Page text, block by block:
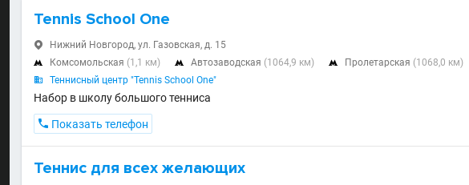
Tennis School One
 Нижний Новгород, ул. Газовская, д. 15
 Комсомольская (1,1 км)  Автозаводская (1064,9 км)  Пролетарская (1068,0 км)
 Теннисный центр "Tennis School One"
Набор в школу большого тенниса
 Показать телефон
Теннис для всех желающих